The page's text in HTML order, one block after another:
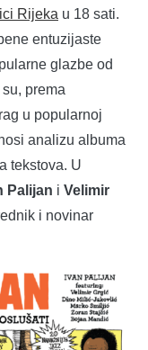
Rijeka u 18 sati.
entuzijaste
glazbe od
prema
u popularnoj
analizu albuma
tekstova. U
Palijan i Velimir
i novinar